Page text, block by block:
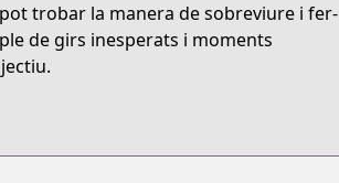
trobar la manera de sobreviure i fer-
de girs inesperats i moments